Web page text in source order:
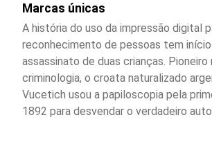
Marcas únicas
A história do uso da impressão digital
reconhecimento de pessoas tem
assassinato de duas crianças. Pioneiro
criminologia, o croata naturalizado
Vucetich usou a papiloscopia pela
1892 para desvendar o verdadeiro